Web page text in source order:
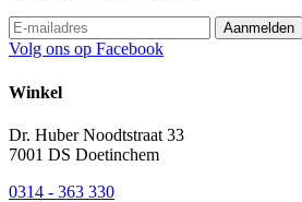
Volg ons op Facebook
Winkel
Dr. Huber Noodtstraat 33
7001 DS Doetinchem
0314 - 363 330